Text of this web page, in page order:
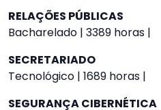
RELAÇÕES PÚBLICAS
Bacharelado | 3389 horas |
SECRETARIADO
Tecnológico | 1689 horas |
SEGURANÇA CIBERNÉTICA